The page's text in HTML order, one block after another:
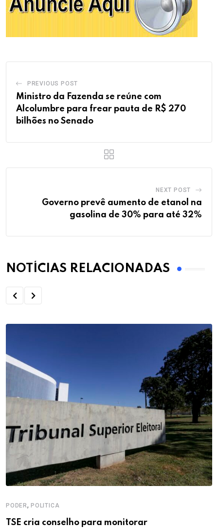
PREVIOUS POST
Ministro da Fazenda se reúne com
Alcolumbre para frear pauta de R$ 270
bilhões no Senado
NEXT POST
Governo prevê aumento de etanol na
gasolina de 30% para até 32%
NOTÍCIAS RELACIONADAS
PODER, POLITICA
TSE cria conselho para monitorar